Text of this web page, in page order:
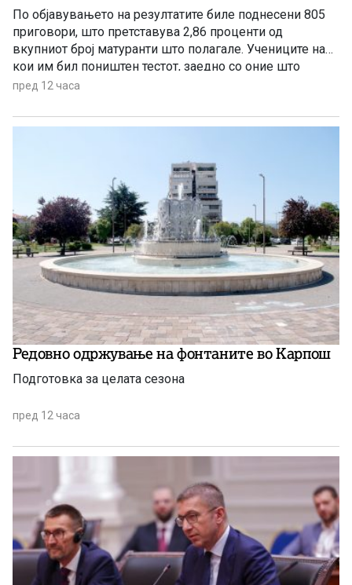
По објавувањето на резултатите биле поднесени 805
приговори, што претставува 2,86 проценти од
вкупниот број матуранти што полагале. Учениците на
кои им бил поништен тестот, заедно со оние што
отсуствувале во јуни, ќе може да полагаат во
пред 12 часа
Редовно одржување на фонтаните во Карпош
Подготовка за целата сезона
пред 12 часа